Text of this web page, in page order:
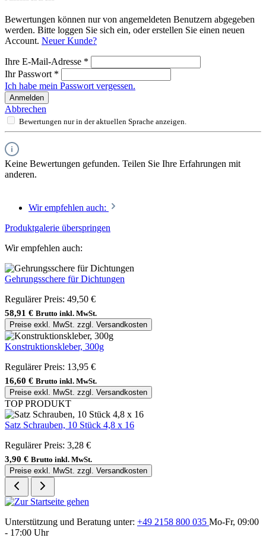
Bewertungen können nur von angemeldeten Benutzern abgegeben
werden. Bitte loggen Sie sich ein, oder erstellen Sie einen neuen
Account. Neuer Kunde?
Ihre E-Mail-Adresse *
Ihr Passwort *
Ich habe mein Passwort vergessen.
Anmelden
Abbrechen
Bewertungen nur in der aktuellen Sprache anzeigen.
Keine Bewertungen gefunden. Teilen Sie Ihre Erfahrungen mit
anderen.
Wir empfehlen auch:
Produktgalerie überspringen
Wir empfehlen auch:
Gehrungsschere für Dichtungen
Regulärer Preis: 49,50 €
58,91 € Brutto inkl. MwSt.
Preise exkl. MwSt. zzgl. Versandkosten
Konstruktionskleber, 300g
Regulärer Preis: 13,95 €
16,60 € Brutto inkl. MwSt.
Preise exkl. MwSt. zzgl. Versandkosten
TOP PRODUKT
Satz Schrauben, 10 Stück 4,8 x 16
Regulärer Preis: 3,28 €
3,90 € Brutto inkl. MwSt.
Preise exkl. MwSt. zzgl. Versandkosten
Unterstützung und Beratung unter: +49 2158 800 035 Mo-Fr, 09:00
- 17:00 Uhr